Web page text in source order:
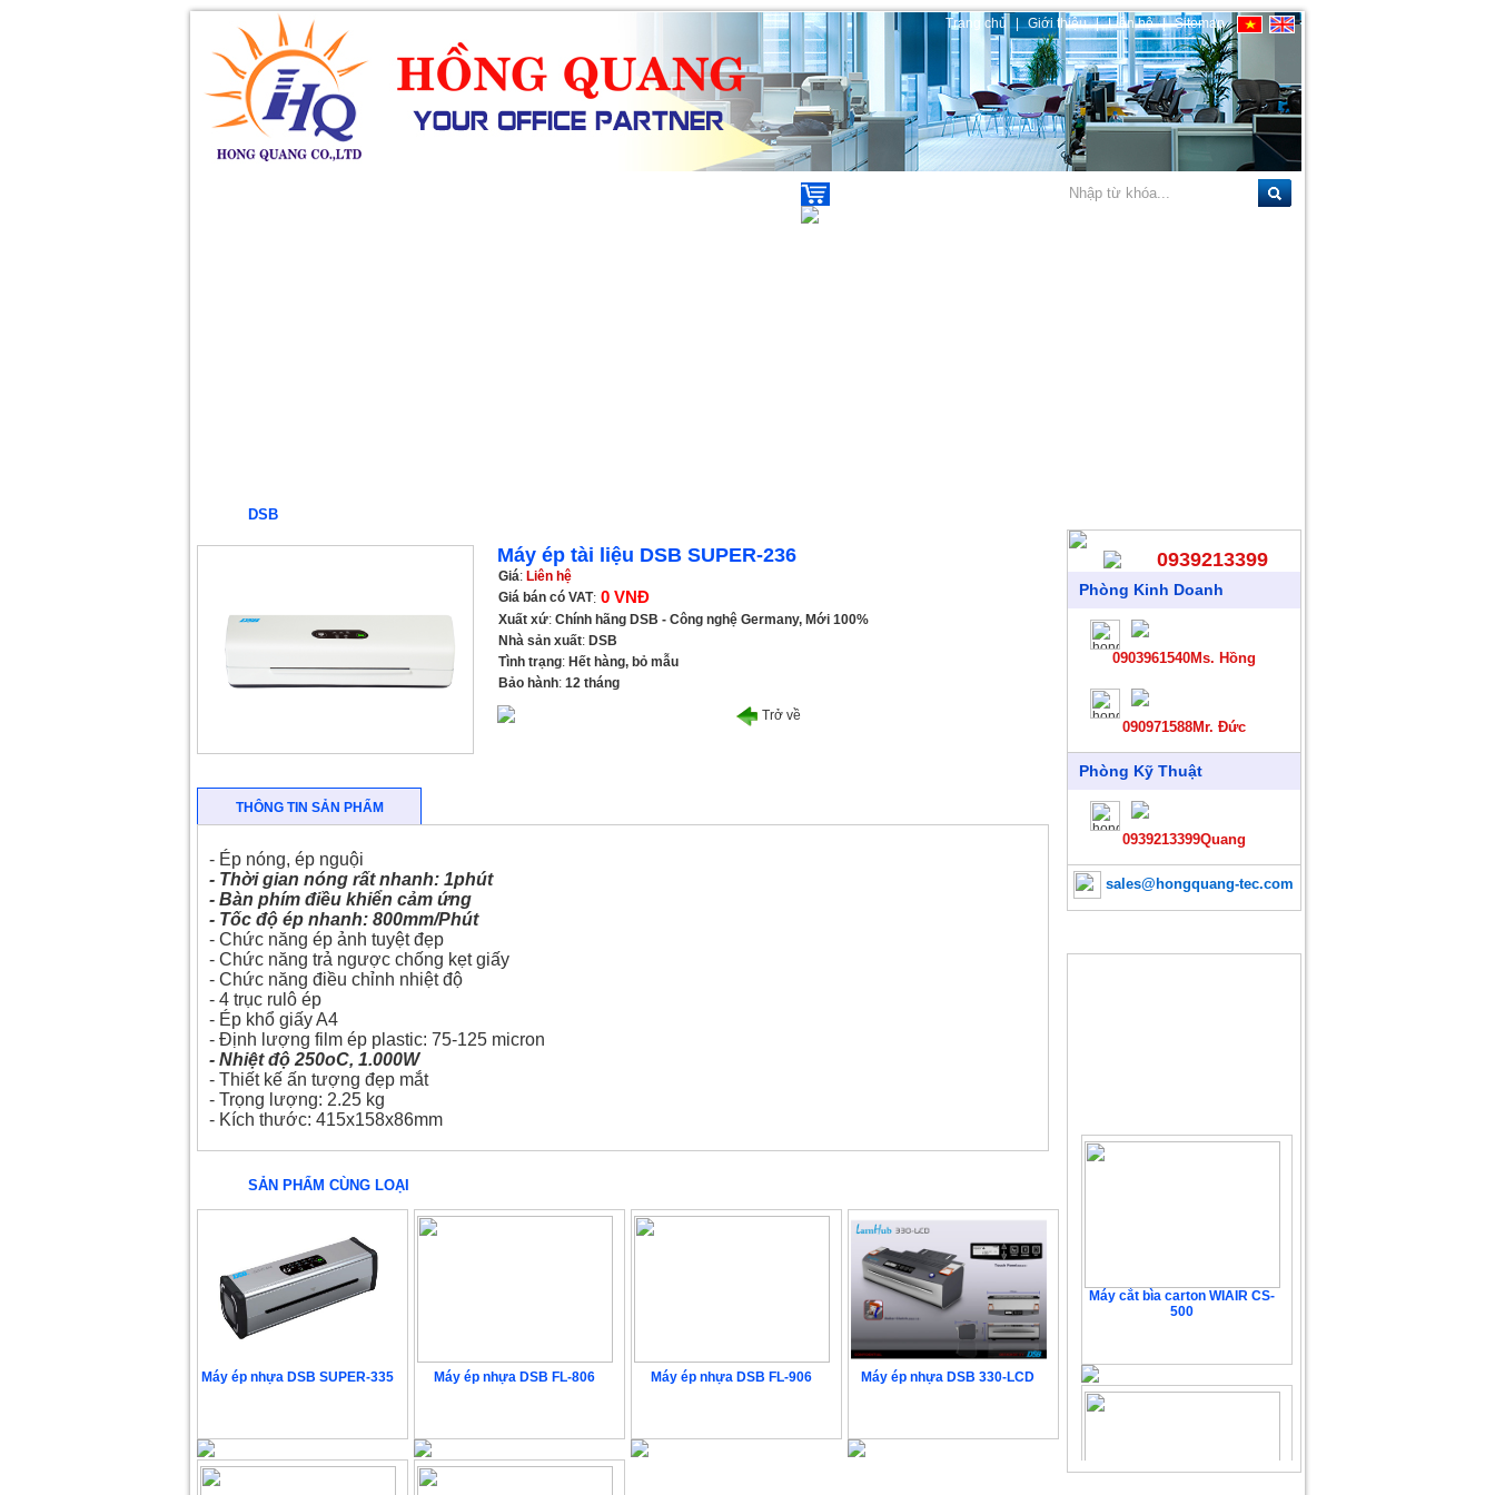
Trang chủ | Giới thiệu | Liên hệ | Sitemap
DSB
Máy ép tài liệu DSB SUPER-236
Giá: Liên hệ
Giá bán có VAT: 0 VNĐ
Xuất xứ: Chính hãng DSB - Công nghệ Germany, Mới 100%
Nhà sản xuất: DSB
Tình trạng: Hết hàng, bỏ mẫu
Bảo hành: 12 tháng
Trở về
THÔNG TIN SẢN PHẨM
- Ép nóng, ép nguội
- Thời gian nóng rất nhanh: 1phút
- Bàn phím điều khiển cảm ứng
- Tốc độ ép nhanh: 800mm/Phút
- Chức năng ép ảnh tuyệt đẹp
- Chức năng trả ngược chống kẹt giấy
- Chức năng điều chỉnh nhiệt độ
- 4 trục rulô ép
- Ép khổ giấy A4
- Định lượng film ép plastic: 75-125 micron
- Nhiệt độ 250oC, 1.000W
- Thiết kế ấn tượng đẹp mắt
- Trọng lượng: 2.25 kg
- Kích thước: 415x158x86mm
SẢN PHẨM CÙNG LOẠI
Máy ép nhựa DSB SUPER-335 Máy ép nhựa DSB FL-806 Máy ép nhựa DSB FL-906 Máy ép nhựa DSB 330-LCD
0939213399
Phòng Kinh Doanh
0903961540Ms. Hồng
090971588Mr. Đức
Phòng Kỹ Thuật
0939213399Quang
sales@hongquang-tec.com
Máy cắt bìa carton WIAIR CS-
500